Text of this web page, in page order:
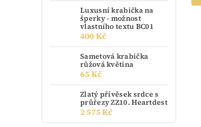
Luxusní krabička na
šperky - možnost
vlastního textu BC01
400 Kč
Sametová krabička
růžová květina
65 Kč
Zlatý přívěsek srdce s
průřezy ZZ10. Heartdest
2 575 Kč